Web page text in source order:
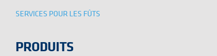
SERVICES POUR LES FÛTS
PRODUITS